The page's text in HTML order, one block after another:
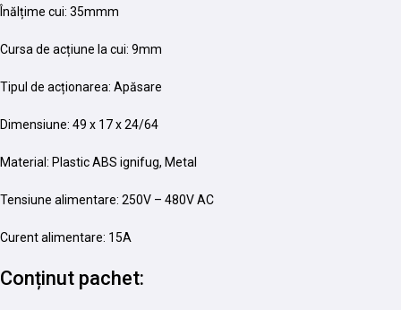
Înălțime cui: 35mmm
Cursa de acțiune la cui: 9mm
Tipul de acționarea: Apăsare
Dimensiune: 49 x 17 x 24/64
Material: Plastic ABS ignifug, Metal
Tensiune alimentare: 250V – 480V AC
Curent alimentare: 15A
Conținut pachet: